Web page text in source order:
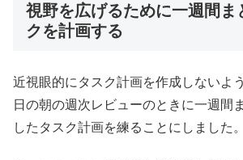
視野を広げるために一週間ま
クを計画する
近視眼的にタスク計画を作成しないよ
日の朝の週次レビューのときに一週間
したタスク計画を練ることにしました。